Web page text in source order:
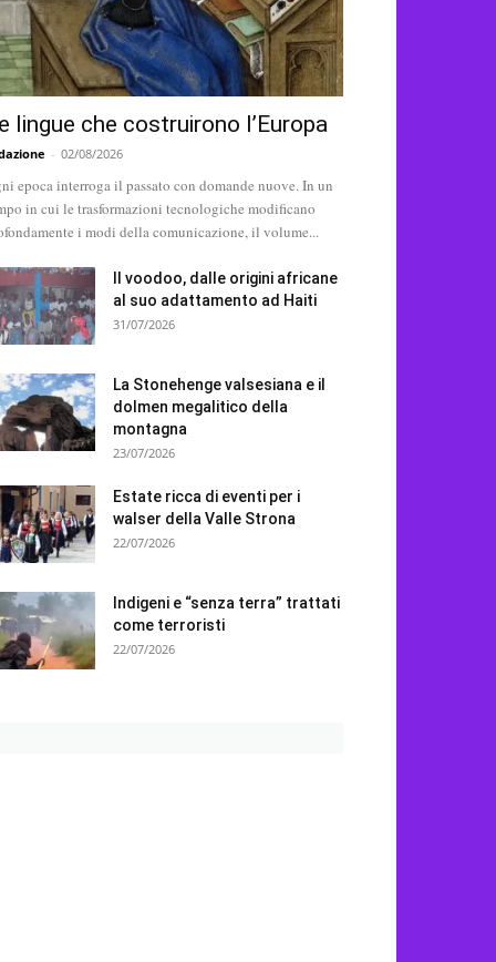
lingue che costruirono l’Europa
- 02/08/2026
epoca interroga il passato con domande nuove. In un
in cui le trasformazioni tecnologiche modificano
i modi della comunicazione, il volume...
Il voodoo, dalle origini africane
al suo adattamento ad Haiti
31/07/2026
La Stonehenge valsesiana e il
dolmen megalitico della
montagna
23/07/2026
Estate ricca di eventi per i
walser della Valle Strona
22/07/2026
Indigeni e “senza terra” trattati
come terroristi
22/07/2026